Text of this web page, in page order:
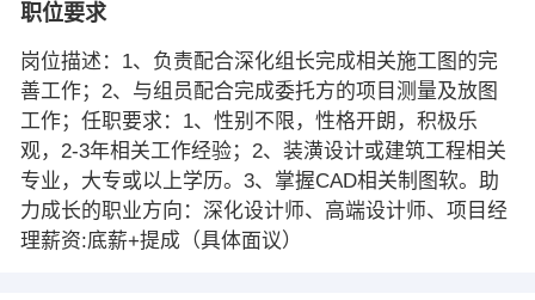
职位要求
岗位描述：1、负责配合深化组长完成相关施工图的完
善工作；2、与组员配合完成委托方的项目测量及放图
工作；任职要求：1、性别不限，性格开朗，积极乐
观，2-3年相关工作经验；2、装潢设计或建筑工程相关
专业，大专或以上学历。3、掌握CAD相关制图软。助
力成长的职业方向：深化设计师、高端设计师、项目经
理薪资:底薪+提成（具体面议）